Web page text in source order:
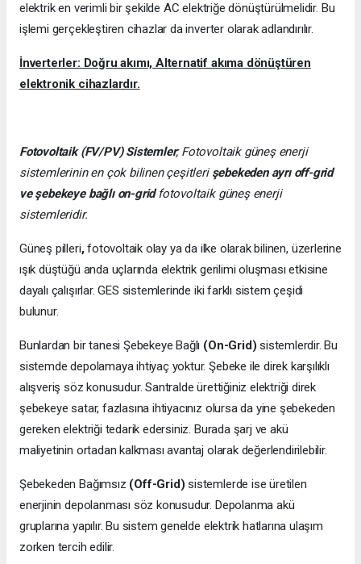
elektrik en verimli bir şekilde AC elektriğe dönüştürülmelidir. Bu
işlemi gerçekleştiren cihazlar da inverter olarak adlandırılır.
İnverterler: Doğru akımı, Alternatif akıma dönüştüren
elektronik cihazlardır.
Fotovoltaik (FV/PV) Sistemler; Fotovoltaik güneş enerji
sistemlerinin en çok bilinen çeşitleri şebekeden ayrı off-grid
ve şebekeye bağlı on-gridfotovoltaik güneş enerji
sistemleridir.
Güneş pilleri,fotovoltaik olay ya da ilke olarak bilinen, üzerlerine
ışık düştüğü anda uçlarında elektrik gerilimi oluşması etkisine
dayalı çalışırlar. GES sistemlerinde iki farklı sistem çeşidi
bulunur.
Bunlardan bir tanesi Şebekeye Bağlı (On-Grid) sistemlerdir. Bu
sistemde depolamaya ihtiyaç yoktur. Şebeke ile direk karşılıklı
alışveriş söz konusudur. Santralde ürettiğiniz elektriği direk
şebekeye satar, fazlasına ihtiyacınız olursa da yine şebekeden
gereken elektriği tedarik edersiniz. Burada şarj ve akü
maliyetinin ortadan kalkması avantaj olarak değerlendirilebilir.
Şebekeden Bağımsız (Off-Grid) sistemlerde ise üretilen
enerjinin depolanması söz konusudur. Depolanma akü
gruplarına yapılır. Bu sistem genelde elektrik hatlarına ulaşım
zorken tercih edilir.